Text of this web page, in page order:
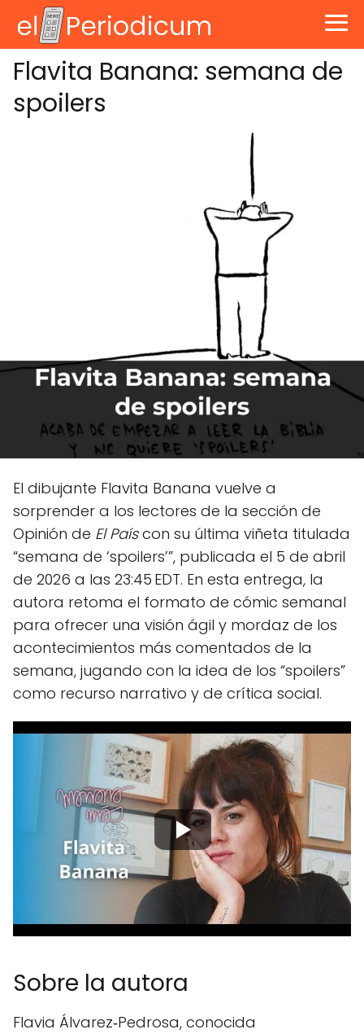
Flavita Banana: semana de
spoilers
El dibujante Flavita Banana vuelve a
sorprender a los lectores de la sección de
Opinión de El Paíscon su última viñeta titulada
“semana de ‘spoilers’”, publicada el 5 de abril
de 2026 a las 23:45 EDT. En esta entrega, la
autora retoma el formato de cómic semanal
para ofrecer una visión ágil y mordaz de los
acontecimientos más comentados de la
semana, jugando con la idea de los “spoilers”
como recurso narrativo y de crítica social.
Sobre la autora
Flavia Álvarez‑Pedrosa, conocida